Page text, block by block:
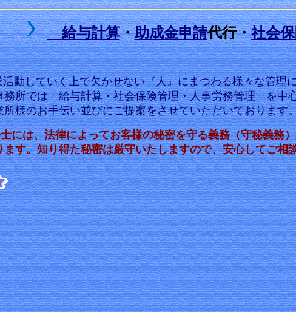
給与計算・助成金申請代行・社会
動していく上で欠かせない『人』にまつわる様々な管理
算・社会保険管理・人事労務管理 を中心
並びにご提案をさせていただいており
は、法律によってお客様の秘密を守る義務（守秘義務
得た秘密は厳守いたしますので、安心してご相談